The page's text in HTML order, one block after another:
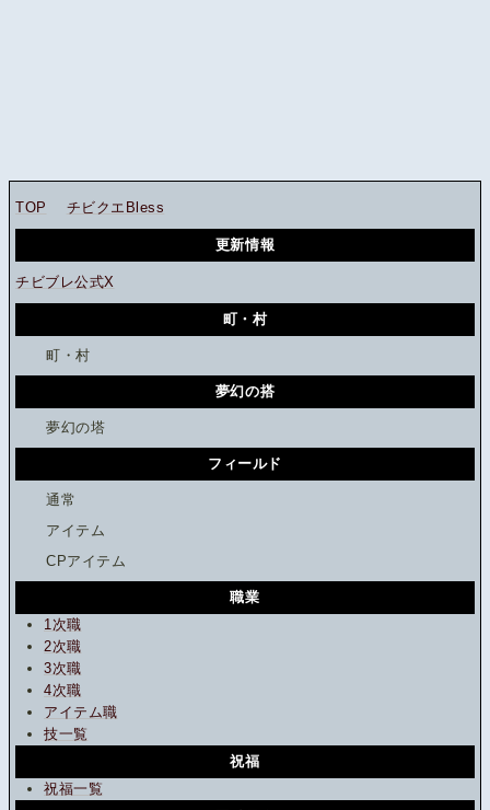
TOP チビクエBless
更新情報
チビブレ公式X
町・村
町・村
夢幻の搭
夢幻の塔
フィールド
通常
アイテム
CPアイテム
職業
1次職
2次職
3次職
4次職
アイテム職
技一覧
祝福
祝福一覧